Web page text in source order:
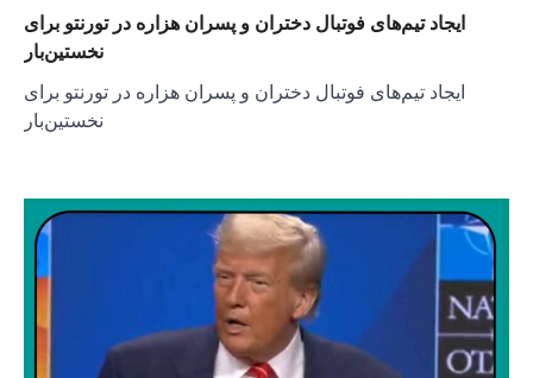
ایجاد تیم‌های فوتبال دختران و پسران هزاره در تورنتو برای
نخستین‌بار
ایجاد تیم‌های فوتبال دختران و پسران هزاره در تورنتو برای
نخستین‌بار